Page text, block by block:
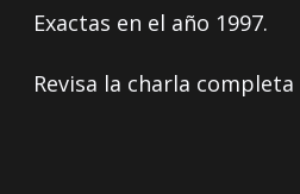
Exactas en el año 1997.
Revisa la charla completa